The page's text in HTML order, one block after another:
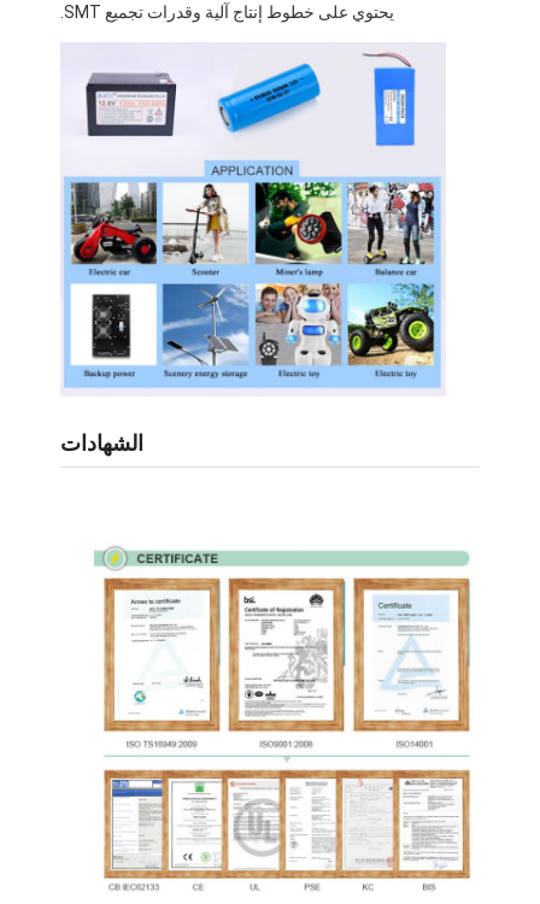
معلومات عنا
جولة في المصنع
مراقبة الجودة
اتصل بنا
الحالات
نتحدث الآن
مجموعة بطاريات ليثيوم فيبو 4
بطارية دورة عميقة
خدمات إدارة المباني ثنائي الفينيل متعدد الكلور بي سي إم
حزمة بطارية مخصصة
بطارية الدراجة
بطاريات الليثيوم يو بي إس
بطارية هيدريد المعدن النيكل
يحتوي على خطوط إنتاج آلية وقدرات تجميع SMT.
الشهادات